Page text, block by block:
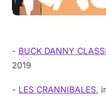
- BUCK DANNY
2019
- LES CRANNIBALES,